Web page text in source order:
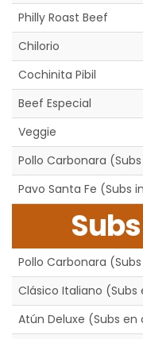
Philly Roast Beef
Chilorio
Cochinita Pibil
Beef Especial
Veggie
Pollo Carbonara
Pavo Santa Fe (Subs
Pollo Carbonara
Clásico Italiano
Atún Deluxe (Subs